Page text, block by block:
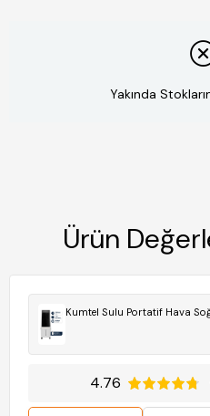
Yakında
Ürün
Kumtel Sulu Portatif Hava
4.76